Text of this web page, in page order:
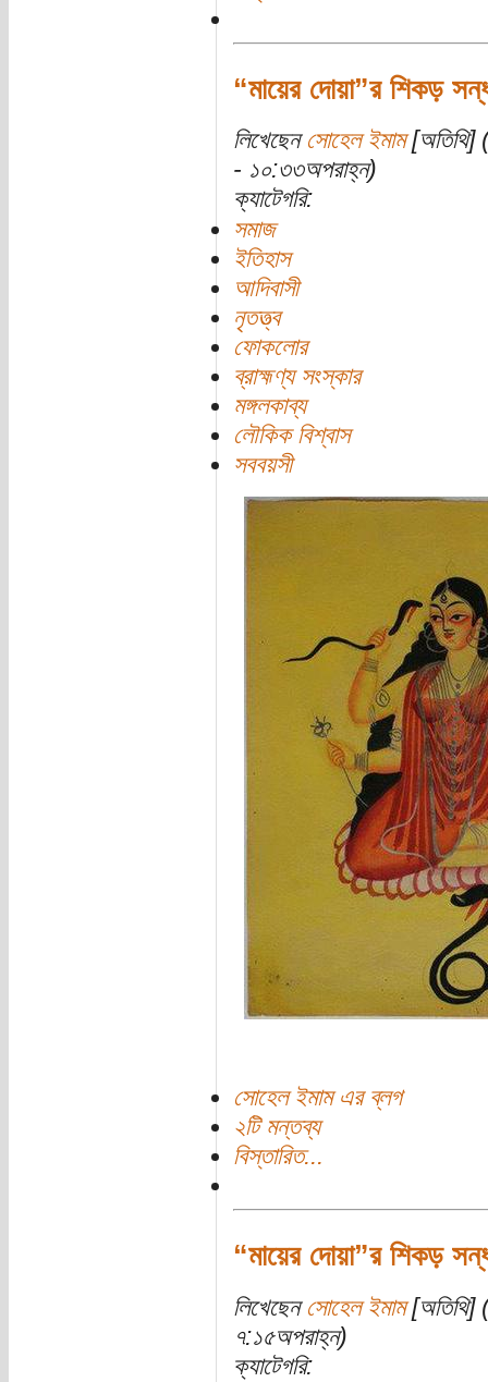
“মায়ের দোয়া”র শিকড়
লিখেছেন সোহেল ইমাম[অতিথি]
- ১০:৩৩অপরাহ্ন)
ক্যাটেগরি:
সমাজ
ইতিহাস
আদিবাসী
নৃতত্ত্ব
ফোকলোর
ব্রাহ্মণ্য সংস্কার
মঙ্গলকাব্য
লৌকিক বিশ্বাস
সববয়সী
সোহেল ইমাম এর ব্লগ
২টি মন্তব্য
বিস্তারিত...
“মায়ের দোয়া”র শিকড়
লিখেছেন সোহেল ইমাম[অতিথি]
৭:১৫অপরাহ্ন)
ক্যাটেগরি: